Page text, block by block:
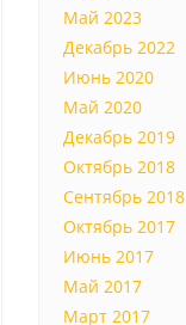
Май 2023
Декабрь 2022
Июнь 2020
Май 2020
Декабрь 2019
Октябрь 2018
Сентябрь 2018
Октябрь 2017
Июнь 2017
Май 2017
Март 2017